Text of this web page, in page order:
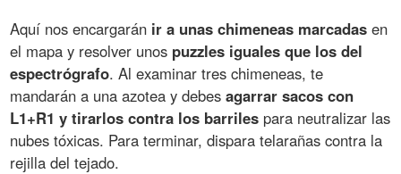
Aquí nos encargarán ir a unas chimeneas marcadas en
el mapa y resolver unos puzzles iguales que los del
espectrógrafo. Al examinar tres chimeneas, te
mandarán a una azotea y debesagarrar sacos con
L1+R1 y tirarlos contra los barriles para neutralizar las
nubes tóxicas. Para terminar, dispara telarañas contra la
rejilla del tejado.